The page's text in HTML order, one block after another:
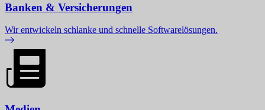
Banken & Versicherungen
Wir entwickeln schlanke und schnelle Softwarelösungen.